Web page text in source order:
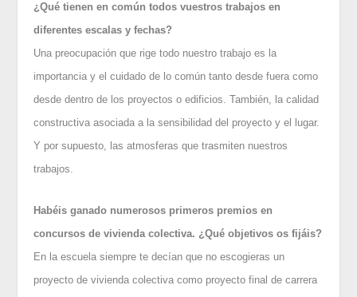
¿Qué tienen en común todos vuestros trabajos en
diferentes escalas y fechas?
Una preocupación que rige todo nuestro trabajo es la
importancia y el cuidado de lo común tanto desde fuera como
desde dentro de los proyectos o edificios. También, la calidad
constructiva asociada a la sensibilidad del proyecto y el lugar.
Y por supuesto, las atmosferas que trasmiten nuestros
trabajos.
Habéis ganado numerosos primeros premios en
concursos de vivienda colectiva. ¿Qué objetivos os fijáis?
En la escuela siempre te decían que no escogieras un
proyecto de vivienda colectiva como proyecto final de carrera